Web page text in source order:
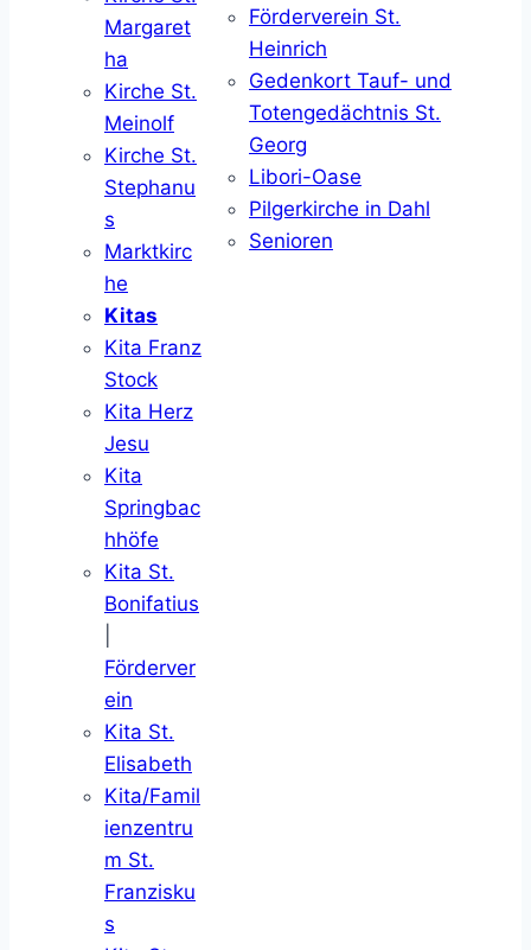
Margaret
ha
Kirche St.
Meinolf
Kirche St.
Stephanu
s
Marktkirc
he
Kitas
Kita Franz
Stock
Kita Herz
Jesu
Kita
Springbac
hhöfe
Kita St.
Bonifatius
Förderver
ein
Kita St.
Elisabeth
Kita/Famil
ienzentru
m St.
Franzisku
s
Förderverein St.
Heinrich
Gedenkort Tauf- und
Totengedächtnis St.
Georg
Libori-Oase
Pilgerkirche in Dahl
Senioren